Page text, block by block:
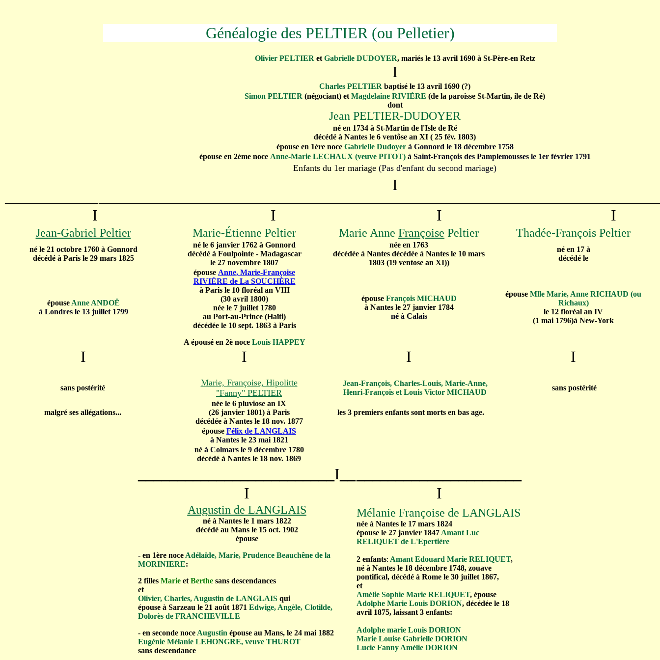
Généalogie des PELTIER (ou Pelletier)
Olivier PELTIER et Gabrielle DUDOYER, mariés le 13 avril 1690 à St-Père-en Retz
I
Charles PELTIER baptisé le 13 avril 1690 (?)
Simon PELTIER (négociant) et Magdelaine RIVIÈRE (de la paroisse St-Martin, ile de Ré)
dont
Jean PELTIER-DUDOYER
né en 1734 à St-Martin de l'Isle de Ré
décédé à Nantes le 6 ventôse an XI ( 25 fév. 1803)
épouse en 1ère noce Gabrielle Dudoyer à Gonnord le 18 décembre 1758
épouse en 2ème noce Anne-Marie LECHAUX (veuve PITOT) à Saint-François des Pamplemousses le 1er février 1791
Enfants du 1er mariage (Pas d'enfant du second mariage)
I
I I I I
Jean-Gabriel Peltier Marie-Étienne Peltier Marie Anne Françoise Peltier Thadée-François Peltier
né le 21 octobre 1760 à Gonnord
décédé à Paris le 29 mars 1825
né le 6 janvier 1762 à Gonnord
décédé à Foulpointe - Madagascar
le 27 novembre 1807
née en 1763
décédée à Nantes décédée à Nantes le 10 mars
1803 (19 ventose an XI))
né en 17 à
décédé le
épouse Anne ANDOË
à Londres le 13 juillet 1799
épouse Anne, Marie-Françoise
RIVIÈRE de La SOUCHÈRE
à Paris le 10 floréal an VIII
(30 avril 1800)
née le 7 juillet 1780
au Port-au-Prince (Haïti)
décédée le 10 sept. 1863 à Paris
A épousé en 2è noce Louis HAPPEY
épouse François MICHAUD
à Nantes le 27 janvier 1784
né à Calais
épouse Mlle Marie, Anne RICHAUD (ou
Richaux)
le 12 floréal an IV
(1 mai 1796)à New-York
I I I I
sans postérité
Marie, Françoise, Hipolitte
"Fanny" PELTIER
Jean-François, Charles-Louis, Marie-Anne,
Henri-François et Louis Victor MICHAUD
sans postérité
malgré ses allégations...
née le 6 pluviose an IX
(26 janvier 1801) à Paris
décédée à Nantes le 18 nov. 1877
les 3 premiers enfants sont morts en bas age.
épouse Félix de LANGLAIS
à Nantes le 23 mai 1821
né à Colmars le 9 décembre1780
décédé à Nantes le 18 nov. 1869
I
I
I
Augustin de LANGLAIS
né à Nantes le 1 mars 1822
décédé au Mans le 15 oct. 1902
épouse
- en 1ère noce Adélaïde, Marie, Prudence Beauchêne de la
MORINIERE:
2 filles Marie et Berthe sans descendances
et
Olivier, Charles, Augustin de LANGLAIS qui
épouse à Sarzeau le 21 août 1871 Edwige, Angèle, Clotilde,
Dolorès de FRANCHEVILLE
- en seconde noce Augustin épouse au Mans, le 24 mai 1882
Eugénie Mélanie LEHONGRE, veuve THUROT
sans descendance
Mélanie Françoise de LANGLAIS
née à Nantes le 17 mars 1824
épouse le 27 janvier 1847 Amant Luc
RELIQUET de L'Epertière
2 enfants: Amant Edouard Marie RELIQUET,
né à Nantes le 18 décembre 1748, zouave
pontifical, décédé à Rome le 30 juillet 1867,
et
Amélie Sophie Marie RELIQUET, épouse
Adolphe Marie Louis DORION, décédée le 18
avril 1875, laissant 3 enfants:
Adolphe marie Louis DORION
Marie Louise Gabrielle DORION
Lucie Fanny Amélie DORION